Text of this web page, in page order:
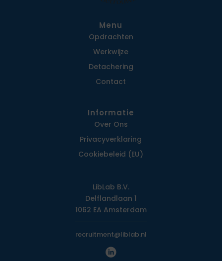
Menu
Opdrachten
Werkwijze
Detachering
Contact
Informatie
Over Ons
Privacy­verklaring
Cookiebeleid (EU)
LibLab B.V.
Delflandlaan 1
1062 EA Amsterdam
recruitment@liblab.nl